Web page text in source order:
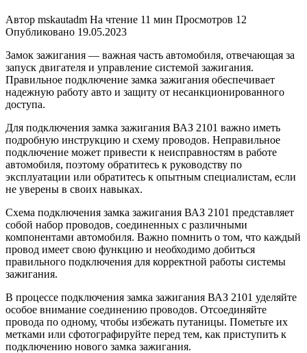
Автор mskautadm На чтение 11 мин Просмотров 12
Опубликовано 19.05.2023
Замок зажигания — важная часть автомобиля, отвечающая за
запуск двигателя и управление системой зажигания.
Правильное подключение замка зажигания обеспечивает
надежную работу авто и защиту от несанкционированного
доступа.
Для подключения замка зажигания ВАЗ 2101 важно иметь
подробную инструкцию и схему проводов. Неправильное
подключение может привести к неисправностям в работе
автомобиля, поэтому обратитесь к руководству по
эксплуатации или обратитесь к опытным специалистам, если
не уверены в своих навыках.
Схема подключения замка зажигания ВАЗ 2101 представляет
собой набор проводов, соединенных с различными
компонентами автомобиля. Важно помнить о том, что каждый
провод имеет свою функцию и необходимо добиться
правильного подключения для корректной работы системы
зажигания.
В процессе подключения замка зажигания ВАЗ 2101 уделяйте
особое внимание соединению проводов. Отсоединяйте
провода по одному, чтобы избежать путаницы. Пометьте их
метками или сфотографируйте перед тем, как приступить к
подключению нового замка зажигания.